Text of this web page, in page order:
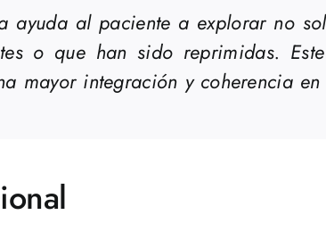
al paciente a explorar no
o que han sido reprimidas.
mayor integración y coherencia